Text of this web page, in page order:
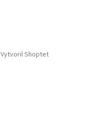
Vytvoril Shoptet